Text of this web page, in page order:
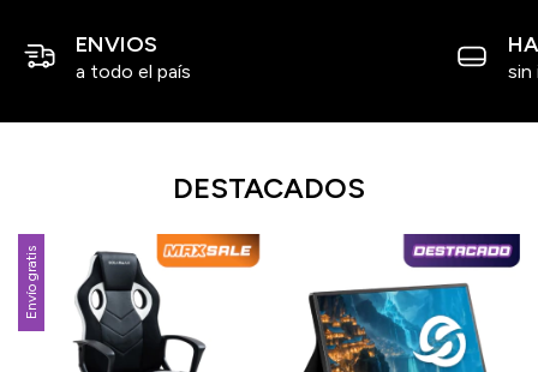
ENVIOS
a todo el país sin
DESTACADOS
Envío gratis